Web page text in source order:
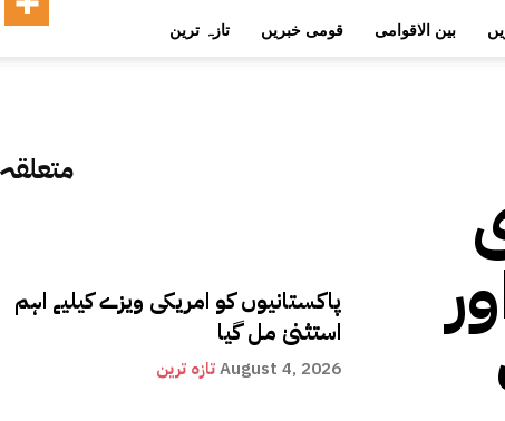
تازہ ترین قومی خبریں بین الاقوامی
متعلقہ
پاکستانیوں کو امریکی ویزے کیلیے اہم
استثنیٰ مل گیا
تازہ ترینAugust 4, 2026